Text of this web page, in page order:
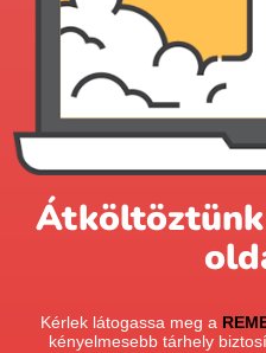
Kérlek látogassa meg a
kényelmesebb tárhely